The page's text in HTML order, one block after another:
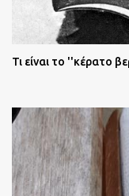
Τι είναι το ''κέρατο